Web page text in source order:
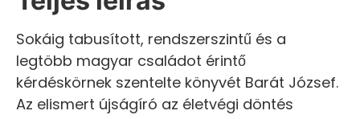
Sokáig tabusított, rendszerszintű és a
legtöbb magyar családot érintő
kérdéskörnek szentelte könyvét Barát József.
Az elismert újságíró az életvégi döntés